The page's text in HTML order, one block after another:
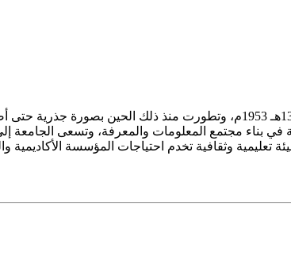
في بناء مجتمع المعلومات والمعرفة، وتسعى الجامعة
تعليمية وثقافية تخدم احتياجات المؤسسة